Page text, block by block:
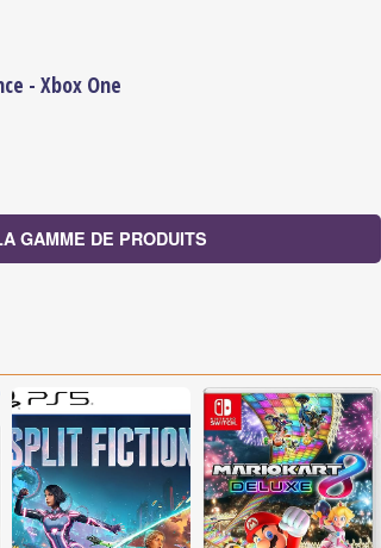
- Xbox One
GAMME DE PRODUITS